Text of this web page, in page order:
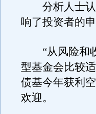
分析人士认
响了投资者的申
“从风险和收
型基金会比较
债基今年获利
欢迎。